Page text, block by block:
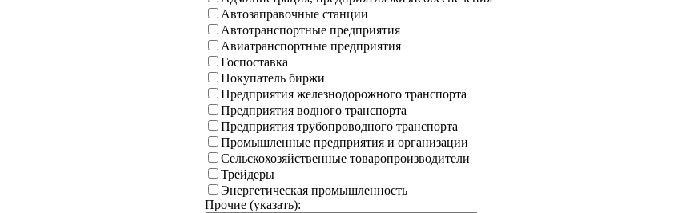
Автозаправочные станции
Автотранспортные предприятия
Авиатранспортные предприятия
Госпоставка
Покупатель биржи
Предприятия железнодорожного транспорта
Предприятия водного транспорта
Предприятия трубопроводного транспорта
Промышленные предприятия и организации
Сельскохозяйственные товаропроизводители
Трейдеры
Энергетическая промышленность
Прочие (указать):